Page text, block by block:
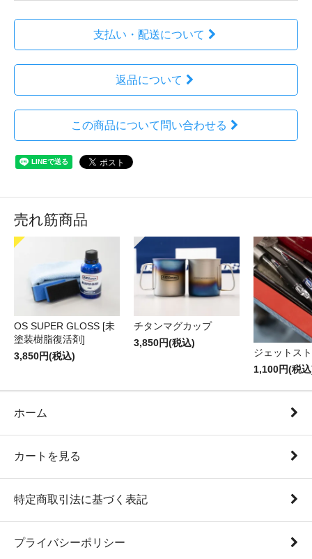
支払い・配送について
返品について
この商品について問い合わせる
売れ筋商品
OS SUPER GLOSS [未
塗装樹脂復活剤]
3,850円(税込)
チタンマグカップ
3,850円(税込)
ジェットス
1,100円(税
ホーム
カートを見る
特定商取引法に基づく表記
プライバシーポリシー